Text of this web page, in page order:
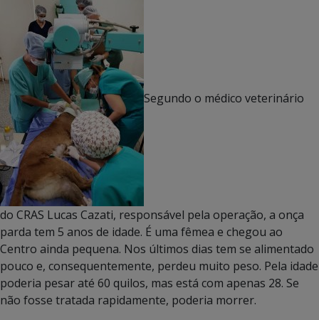
Segundo o médico veterinário
do CRAS Lucas Cazati, responsável pela operação, a onça
parda tem 5 anos de idade. É uma fêmea e chegou ao
Centro ainda pequena. Nos últimos dias tem se alimentado
pouco e, consequentemente, perdeu muito peso. Pela idade
poderia pesar até 60 quilos, mas está com apenas 28. Se
não fosse tratada rapidamente, poderia morrer.